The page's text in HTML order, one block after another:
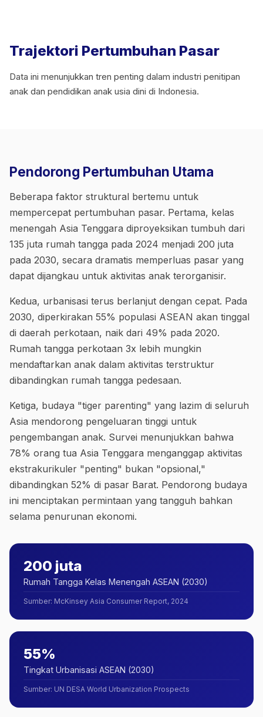
Trajektori Pertumbuhan Pasar
Data ini menunjukkan tren penting dalam industri penitipan
anak dan pendidikan anak usia dini di Indonesia.
Pendorong Pertumbuhan Utama
Beberapa faktor struktural bertemu untuk
mempercepat pertumbuhan pasar. Pertama, kelas
menengah Asia Tenggara diproyeksikan tumbuh dari
135 juta rumah tangga pada 2024 menjadi 200 juta
pada 2030, secara dramatis memperluas pasar yang
dapat dijangkau untuk aktivitas anak terorganisir.
Kedua, urbanisasi terus berlanjut dengan cepat. Pada
2030, diperkirakan 55% populasi ASEAN akan tinggal
di daerah perkotaan, naik dari 49% pada 2020.
Rumah tangga perkotaan 3x lebih mungkin
mendaftarkan anak dalam aktivitas terstruktur
dibandingkan rumah tangga pedesaan.
Ketiga, budaya "tiger parenting" yang lazim di seluruh
Asia mendorong pengeluaran tinggi untuk
pengembangan anak. Survei menunjukkan bahwa
78% orang tua Asia Tenggara menganggap aktivitas
ekstrakurikuler "penting" bukan "opsional,"
dibandingkan 52% di pasar Barat. Pendorong budaya
ini menciptakan permintaan yang tangguh bahkan
selama penurunan ekonomi.
200 juta
Rumah Tangga Kelas Menengah ASEAN (2030)
Sumber: McKinsey Asia Consumer Report, 2024
55%
Tingkat Urbanisasi ASEAN (2030)
Sumber: UN DESA World Urbanization Prospects